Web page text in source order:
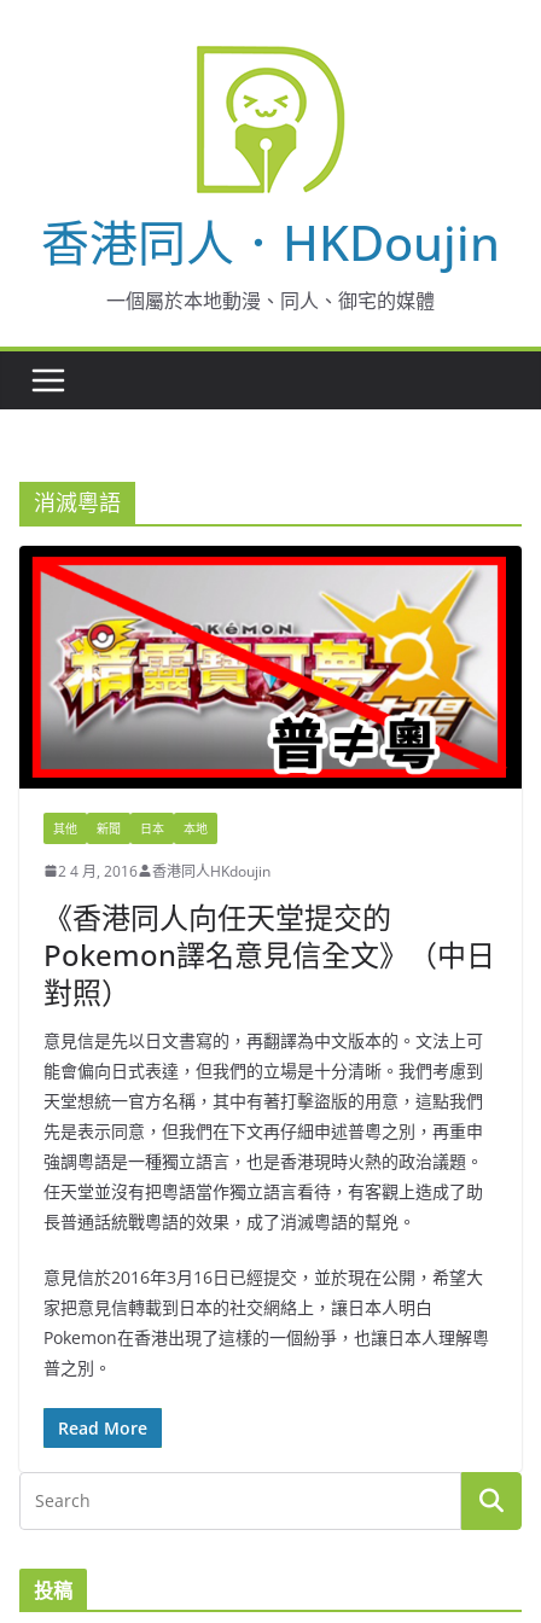
香港同人．HKDoujin
一個屬於本地動漫、同人、御宅的媒體
消滅粵語
其他 新聞 日本 本地
2 4 月, 2016 香港同人HKdoujin
《香港同人向任天堂提交的
Pokemon譯名意見信全文》（中日
對照）
意見信是先以日文書寫的，再翻譯為中文版本的。文法上可
能會偏向日式表達，但我們的立場是十分清晰。我們考慮到
天堂想統一官方名稱，其中有著打擊盜版的用意，這點我們
先是表示同意，但我們在下文再仔細申述普粵之別，再重申
強調粵語是一種獨立語言，也是香港現時火熱的政治議題。
任天堂並沒有把粵語當作獨立語言看待，有客觀上造成了助
長普通話統戰粵語的效果，成了消滅粵語的幫兇。
意見信於2016年3月16日已經提交，並於現在公開，希望大
家把意見信轉載到日本的社交網絡上，讓日本人明白
Pokemon在香港出現了這樣的一個紛爭，也讓日本人理解粵
普之別。
Read More
投稿